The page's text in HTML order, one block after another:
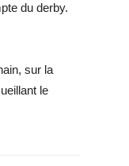
du derby.
sur la
le